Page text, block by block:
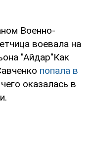
Военно-
воевала на
"Айдар"Как
попала в
оказалась в